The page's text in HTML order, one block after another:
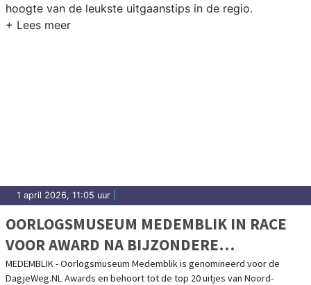
hoogte van de leukste uitgaanstips in de regio.
1 april 2026, 11:05 uur
OORLOGSMUSEUM MEDEMBLIK IN RACE
VOOR AWARD NA BIJZONDERE
ERKENNING
MEDEMBLIK - Oorlogsmuseum Medemblik is genomineerd voor de
DagjeWeg.NL Awards en behoort tot de top 20 uitjes van Noord-